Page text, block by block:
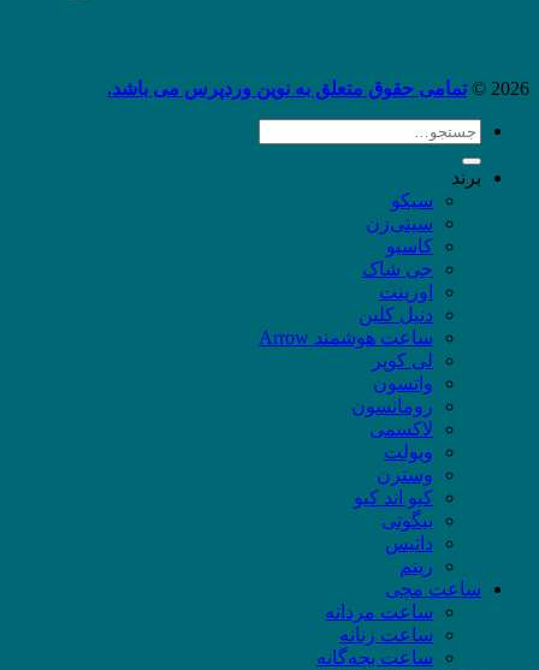
2026 ©
تمامی حقوق متعلق به نوین وردپرس می باشد.
جستجو
برند
سیکو
سیتی‌زن
کاسیو
جی شاک
اورینت
دنیل کلین
ساعت هوشمند Arrow
لی کوپر
واتسون
رومانسون
لاکسمی
ویولت
وسترن
کیو اند کیو
بیگوتی
داتیس
ریتم
ساعت مچی
ساعت مردانه
ساعت زنانه
ساعت بچه‌گانه